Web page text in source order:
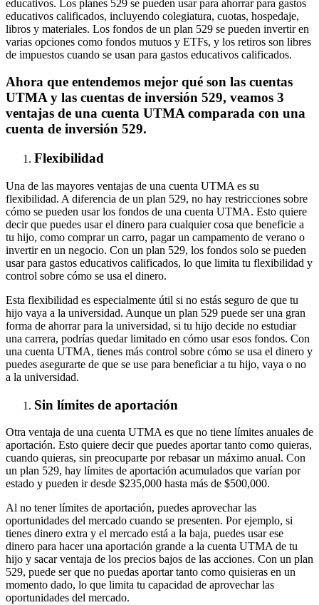
educativos. Los planes 529 se pueden usar para ahorrar para gastos
educativos calificados, incluyendo colegiatura, cuotas, hospedaje,
libros y materiales. Los fondos de un plan 529 se pueden invertir en
varias opciones como fondos mutuos y ETFs, y los retiros son libres
de impuestos cuando se usan para gastos educativos calificados.
Ahora que entendemos mejor qué son las cuentas
UTMA y las cuentas de inversión 529, veamos 3
ventajas de una cuenta UTMA comparada con una
cuenta de inversión 529.
Flexibilidad
Una de las mayores ventajas de una cuenta UTMA es su
flexibilidad. A diferencia de un plan 529, no hay restricciones sobre
cómo se pueden usar los fondos de una cuenta UTMA. Esto quiere
decir que puedes usar el dinero para cualquier cosa que beneficie a
tu hijo, como comprar un carro, pagar un campamento de verano o
invertir en un negocio. Con un plan 529, los fondos solo se pueden
usar para gastos educativos calificados, lo que limita tu flexibilidad y
control sobre cómo se usa el dinero.
Esta flexibilidad es especialmente útil si no estás seguro de que tu
hijo vaya a la universidad. Aunque un plan 529 puede ser una gran
forma de ahorrar para la universidad, si tu hijo decide no estudiar
una carrera, podrías quedar limitado en cómo usar esos fondos. Con
una cuenta UTMA, tienes más control sobre cómo se usa el dinero y
puedes asegurarte de que se use para beneficiar a tu hijo, vaya o no
a la universidad.
Sin límites de aportación
Otra ventaja de una cuenta UTMA es que no tiene límites anuales de
aportación. Esto quiere decir que puedes aportar tanto como quieras,
cuando quieras, sin preocuparte por rebasar un máximo anual. Con
un plan 529, hay límites de aportación acumulados que varían por
estado y pueden ir desde $235,000 hasta más de $500,000.
Al no tener límites de aportación, puedes aprovechar las
oportunidades del mercado cuando se presenten. Por ejemplo, si
tienes dinero extra y el mercado está a la baja, puedes usar ese
dinero para hacer una aportación grande a la cuenta UTMA de tu
hijo y sacar ventaja de los precios bajos de las acciones. Con un plan
529, puede ser que no puedas aportar tanto como quisieras en un
momento dado, lo que limita tu capacidad de aprovechar las
oportunidades del mercado.